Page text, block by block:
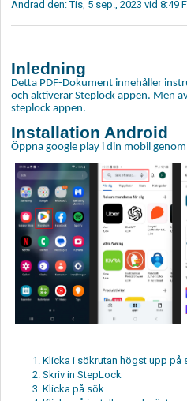
Ändrad den: Tis, 5 sep., 2023 vid 8:49
Inledning
Detta PDF-Dokument innehåller
och aktiverar Steplock appen. Men
steplock appen.
Installation Android
Öppna google play i din mobil
Klicka i sökrutan högst upp på
Skriv in StepLock
Klicka på sök